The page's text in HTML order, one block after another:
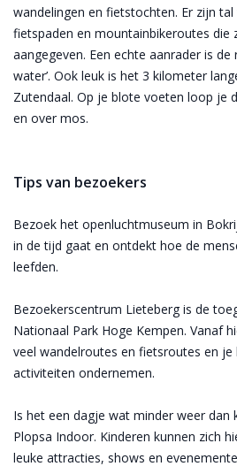
wandelingen en fietstochten. Er zijn
fietspaden en mountainbikeroutes die
aangegeven. Een echte aanrader is
water’. Ook leuk is het 3 kilometer
Zutendaal. Op je blote voeten loop je
en over mos.
Tips van bezoekers
Bezoek het openluchtmuseum in
in de tijd gaat en ontdekt hoe de
leefden.
Bezoekerscentrum Lieteberg is de
Nationaal Park Hoge Kempen. Vanaf
veel wandelroutes en fietsroutes en je
activiteiten ondernemen.
Is het een dagje wat minder weer dan
Plopsa Indoor. Kinderen kunnen zich
leuke attracties, shows en